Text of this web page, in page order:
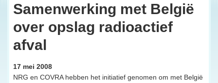
Samenwerking met België
over opslag radioactief
afval
17 mei 2008
NRG en COVRA hebben het initiatief genomen om met België